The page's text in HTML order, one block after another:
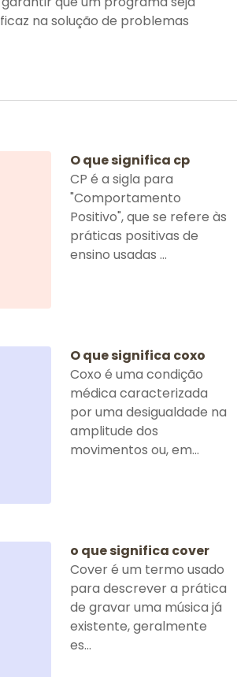
na solução de problemas
O que significa cp
CP é a sigla para
"Comportamento
Positivo", que se refere às
práticas positivas de
ensino usadas ...
O que significa coxo
Coxo é uma condição
médica caracterizada
por uma desigualdade na
amplitude dos
movimentos ou, em...
o que significa cover
Cover é um termo usado
para descrever a prática
de gravar uma música já
existente, geralmente
es...